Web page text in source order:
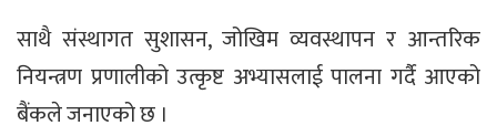
साथै संस्थागत सुशासन, जोखिम व्यवस्थापन र आन्तरिक
नियन्त्रण प्रणालीको उत्कृष्ट अभ्यासलाई पालना गर्दै आएको
बैंकले जनाएको छ ।